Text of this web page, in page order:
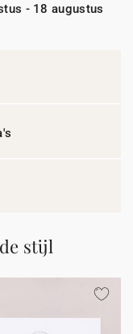
- 18 augustus
stijl